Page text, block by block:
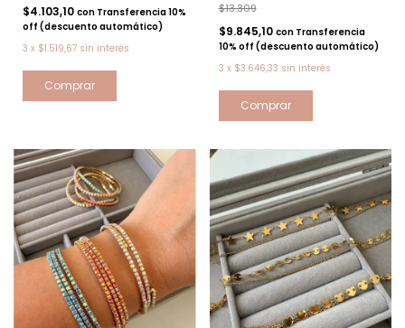
$4.103,10 con Transferencia 10%
off (descuento automático)
3 x $1.519,67 sin interés
$13.309
$9.845,10 con Transferencia
10% off (descuento automático)
3 x $3.646,33 sin interés